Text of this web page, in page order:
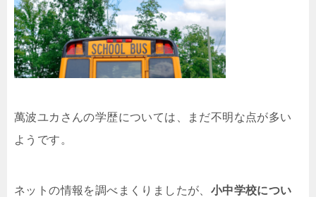
萬波ユカさんの学歴については、まだ不明な点が多い
ようです。
ネットの情報を調べまくりましたが、 小中学校につい